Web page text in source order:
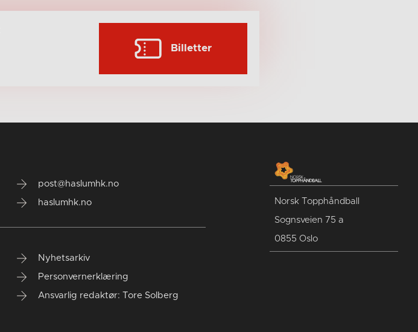
Billetter
post@haslumhk.no
haslumhk.no
Nyhetsarkiv
Personvernerklæring
Ansvarlig redaktør: Tore Solberg
Norsk Topphåndball
Sognsveien 75 a
0855 Oslo